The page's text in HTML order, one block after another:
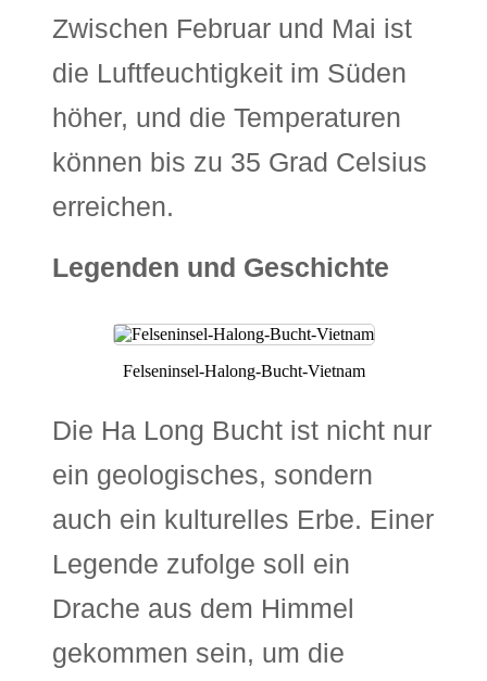
Zwischen Februar und Mai ist
die Luftfeuchtigkeit im Süden
höher, und die Temperaturen
können bis zu 35 Grad Celsius
erreichen.
Legenden und Geschichte
Felseninsel-Halong-Bucht-Vietnam
Die Ha Long Bucht ist nicht nur
ein geologisches, sondern
auch ein kulturelles Erbe. Einer
Legende zufolge soll ein
Drache aus dem Himmel
gekommen sein, um die